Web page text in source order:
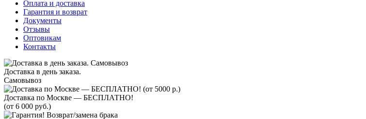
Оплата и доставка
Гарантия и возврат
Документы
Отзывы
Оптовикам
Контакты
Доставка в день заказа.
Самовывоз
Доставка по Москве — БЕСПЛАТНО!
(от 6 000 руб.)